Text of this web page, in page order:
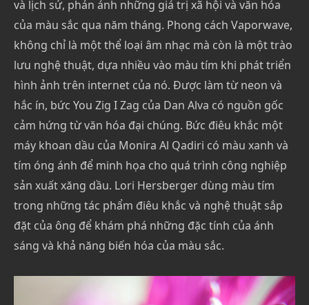
và lịch sử, phản ánh những giá trị xã hội và văn hóa
của màu sắc qua năm tháng. Phong cách Vaporwave,
không chỉ là một thể loại âm nhạc mà còn là một trào
lưu nghệ thuật, dựa nhiều vào màu tím khi phát triển
hình ảnh trên internet của nó. Được làm từ neon và
hắc ín, bức You Zig I Zag của Dan Alva có nguồn gốc
cảm hứng từ văn hóa đại chúng. Bức điêu khắc một
máy khoan dầu của Monira Al Qadiri có màu xanh và
tím óng ánh để minh họa cho quá trình công nghiệp
sản xuất xăng dầu. Lori Hersberger dùng màu tím
trong những tác phẩm điêu khắc và nghệ thuật sắp
đặt của ông để khám phá những đặc tính của ánh
sáng và khả năng biến hóa của màu sắc.